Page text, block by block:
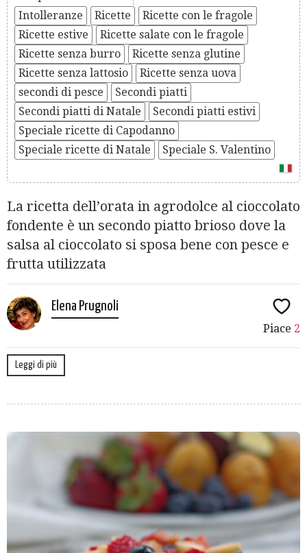
Intolleranze
Ricette
Ricette con le fragole
Ricette estive
Ricette salate con le fragole
Ricette senza burro
Ricette senza glutine
Ricette senza lattosio
Ricette senza uova
secondi di pesce
Secondi piatti
Secondi piatti di Natale
Secondi piatti estivi
Speciale ricette di Capodanno
Speciale ricette di Natale
Speciale S. Valentino
La ricetta dell’orata in agrodolce al cioccolato
fondente è un secondo piatto brioso dove la
salsa al cioccolato si sposa bene con pesce e
frutta utilizzata
Elena Prugnoli
Piace 2
Leggi di più